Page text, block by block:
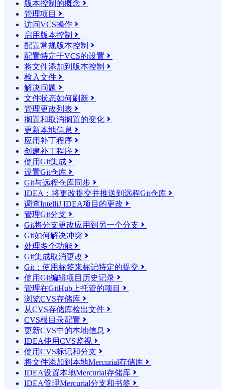
版本控制的概念 
管理项目 
访问VCS操作 
启用版本控制 
配置常规版本控制 
配置特定于VCS的设置 
将文件添加到版本控制 
检入文件 
解决问题 
文件状态如何刷新 
管理更改列表 
搁置和取消搁置的变化 
更新本地信息 
应用补丁程序 
创建补丁程序 
使用Git集成 
设置Git仓库 
Git与远程仓库同步 
IDEA：将更改提交并推送到远程Git仓库 
调查IntelliJ IDEA项目的更改 
管理Git分支 
Git将分支更改应用到另一个分支 
Git如何解决冲突 
处理多个功能 
Git集成取消更改 
Git：使用标签来标记特定的提交 
使用Git编辑项目历史记录 
管理在GitHub上托管的项目 
浏览CVS存储库 
从CVS存储库检出文件 
CVS根目录配置 
更新CVS中的本地信息 
IDEA使用CVS监视 
使用CVS标记和分支 
将文件添加到本地Mercurial存储库 
IDEA设置本地Mercurial存储库 
IDEA管理Mercurial分支和书签 